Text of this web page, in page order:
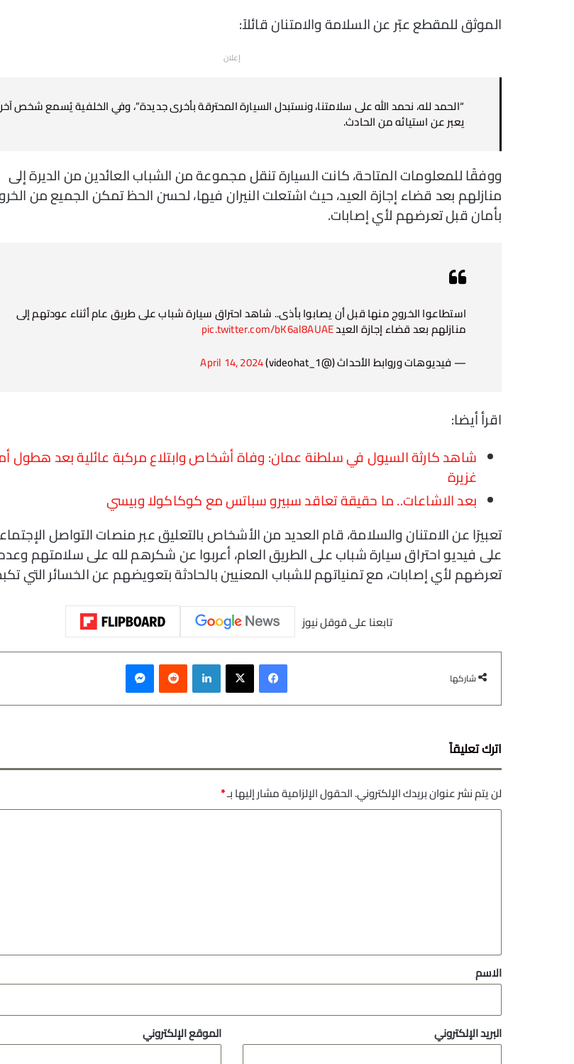
الموثق للمقطع عبّر عن السلامة والامتنان قائلاً:
إعلان
“الحمد لله، نحمد الله على سلامتنا، ونستبدل السيارة المحترقة بأخرى جديدة”، وفي الخلفية يُسمع شخص آخر
يعبر عن استيائه من الحادث.
ووفقًا للمعلومات المتاحة، كانت السيارة تنقل مجموعة من الشباب العائدين من الديرة إلى
منازلهم بعد قضاء إجازة العيد، حيث اشتعلت النيران فيها، لحسن الحظ تمكن الجميع من
بأمان قبل تعرضهم لأي إصابات.
استطاعوا الخروج منها قبل أن يصابوا بأذى.. شاهد احتراق سيارة شباب على طريق عام أثناء عودتهم إلى
منازلهم بعد قضاء إجازة العيدpic.twitter.com/bK6al8AUAE
— فيديوهات وروابط الأحداث (@videohat_1)
April 14, 2024
اقرأ أيضا:
شاهد كارثة السيول في سلطنة عمان: وفاة أشخاص وابتلاع مركبة عائلية بعد هطول
غزيرة
بعد الاشاعات.. ما حقيقة تعاقد سبيرو سباتس مع كوكاكولا وبيسي
تعبيرًا عن الامتنان والسلامة، قام العديد من الأشخاص بالتعليق عبر منصات التواصل
على فيديو احتراق سيارة شباب على الطريق العام، أعربوا عن شكرهم لله على سلامتهم
تعرضهم لأي إصابات، مع تمنياتهم للشباب المعنيين بالحادثة بتعويضهم عن الخسائر التي
تابعنا على قوقل نيوز
شاركها
فيسبوك ‫X لينكدإن
اترك تعليقاً
لن يتم نشر عنوان بريدك الإلكتروني.الحقول الإلزامية مشار إليها بـ*
*
الاسم
البريد الإلكتروني الموقع الإلكتروني